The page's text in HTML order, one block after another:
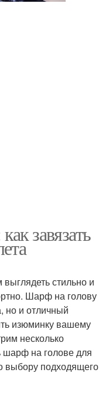
завязать
стильно и
Шарф на голову
но и отличный
изюминку вашему
несколько
шарф на голове для
выбору подходящего